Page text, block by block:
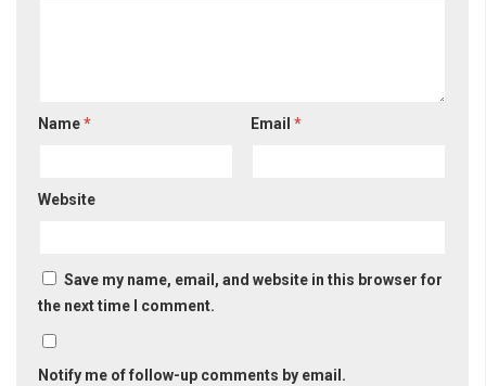
Name* Email*
Website
Save my name, email, and website in this browser for
the next time I comment.
Notify me of follow-up comments by email.